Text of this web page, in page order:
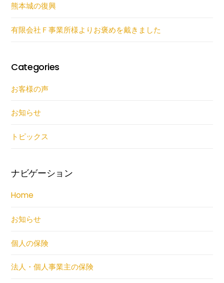
熊本城の復興
有限会社Ｆ事業所様よりお褒めを戴きました
Categories
お客様の声
お知らせ
トピックス
ナビゲーション
Home
お知らせ
個人の保険
法人・個人事業主の保険